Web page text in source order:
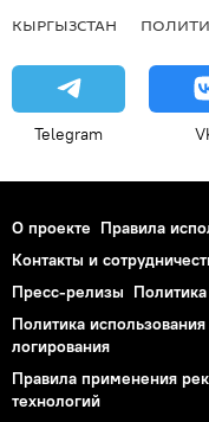
КЫРГЫЗСТАН
Telegram
О проекте Правила
Контакты и
Пресс-релизы
Политика
логирования
Правила применения
технологий